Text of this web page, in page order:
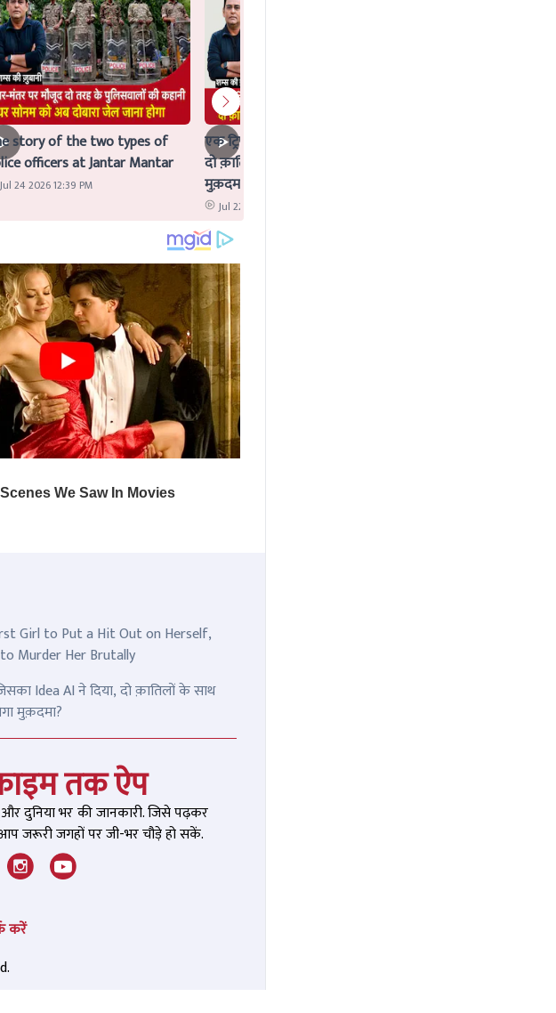
story of the two types of
officers at Jantar Mantar
Jul 24 2026 12:39 PM
एक ट्रिपल मर्डर जिसका Idea AI ने दिया,
दो क़ातिलों के साथ क्या AI पर भी चलेगा
मुक़दमा?
Jul 22 2026 12:02 PM
Girl to Put a Hit Out on Herself,
Murder Her Brutally
Idea AI ने दिया, दो क़ातिलों के साथ
मुक़दमा?
तक ऐप
दुनिया भर की जानकारी. जिसे पढ़कर
जरूरी जगहों पर जी-भर चौड़े हो सकें.
करें